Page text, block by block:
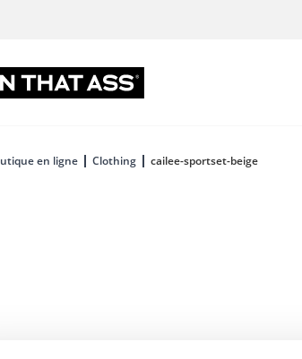
en ligne Clothing cailee-sportset-beige